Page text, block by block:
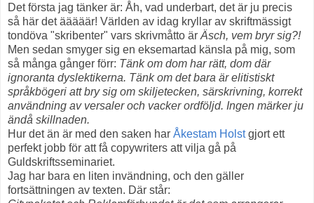
Det första jag tänker är: Åh, vad underbart, det är ju precis
så här det ääääär! Världen av idag kryllar av skriftmässigt
tondöva "skribenter" vars skrivmåtto är Äsch, vem bryr sig?!
Men sedan smyger sig en eksemartad känsla på mig, som
så många gånger förr: Tänk om dom har rätt, dom där
ignoranta dyslektikerna. Tänk om det bara är elitistiskt
språkbögeri att bry sig om skiljetecken, särskrivning, korrekt
användning av versaler och vacker ordföljd. Ingen märker ju
ändå skillnaden.
Hur det än är med den saken har Åkestam Holstgjort ett
perfekt jobb för att få copywriters att vilja gå på
Guldskriftsseminariet.
Jag har bara en liten invändning, och den gäller
fortsättningen av texten. Där står: